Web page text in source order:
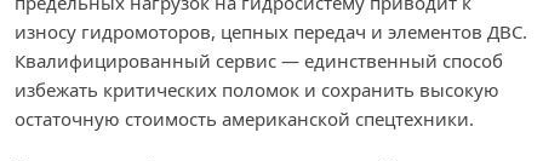
износу гидромоторов, цепных передач и элементов ДВС.
Квалифицированный сервис — единственный способ
избежать критических поломок и сохранить высокую
остаточную стоимость американской спецтехники.